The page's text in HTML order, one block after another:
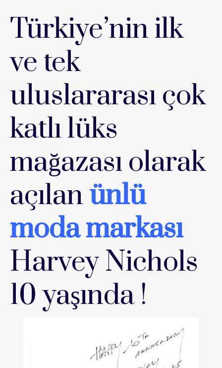
Türkiye’nin ilk
ve tek
uluslararası çok
katlı lüks
mağazası olarak
açılanünlü
moda markası
Harvey Nichols
10 yaşında !